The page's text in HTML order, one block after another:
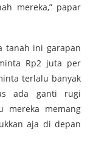
mereka,” papar
tanah ini garapan
Rp2 juta per
terlalu banyak
ada ganti rugi
mereka memang
aja di depan